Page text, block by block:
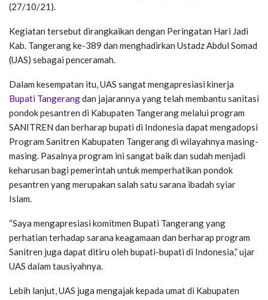
(27/10/21).
Kegiatan tersebut dirangkaikan dengan Peringatan Hari Jadi
Kab. Tangerang ke-389 dan menghadirkan Ustadz Abdul Somad
(UAS) sebagai penceramah.
Dalam kesempatan itu, UAS sangat mengapresiasi kinerja
Bupati Tangerangdan jajarannya yang telah membantu sanitasi
pondok pesantren di Kabupaten Tangerang melalui program
SANITREN dan berharap bupati di Indonesia dapat mengadopsi
Program Sanitren Kabupaten Tangerang di wilayahnya masing-
masing. Pasalnya program ini sangat baik dan sudah menjadi
keharusan bagi pemerintah untuk memperhatikan pondok
pesantren yang merupakan salah satu sarana ibadah syiar
Islam.
“Saya mengapresiasi komitmen Bupati Tangerang yang
perhatian terhadap sarana keagamaan dan berharap program
Sanitren juga dapat ditiru oleh bupati-bupati di Indonesia,” ujar
UAS dalam tausiyahnya.
Lebih lanjut, UAS juga mengajak kepada umat di Kabupaten